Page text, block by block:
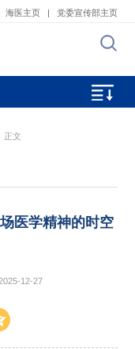
海医主页 | 党委宣传部主页
正文
医学精神的时空
12-27